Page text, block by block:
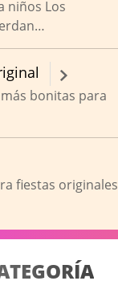
niños Los
bonitas para
fiestas originales